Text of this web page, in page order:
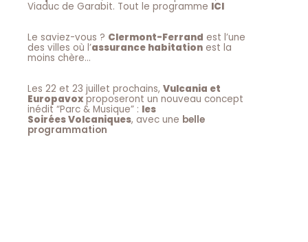
Viaduc de Garabit. Tout le programme ICI
Le saviez-vous ? Clermont-Ferrand est l’une
des villes où l’assurance habitation est la
moins chère…
Les 22 et 23 juillet prochains, Vulcania et
Europavoxproposeront un nouveau concept
inédit “Parc & Musique” : les
Soirées Volcaniques, avec une belle
programmation